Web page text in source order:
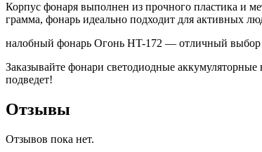
Корпус фонаря выполнен из прочного пластика и
грамма, фонарь идеально подходит для активных
налобный фонарь Огонь HT-172 — отличный выбор
Заказывайте фонари светодиодные
подведет!
Отзывы
Отзывов пока нет.